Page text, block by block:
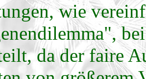
wie
da der faire